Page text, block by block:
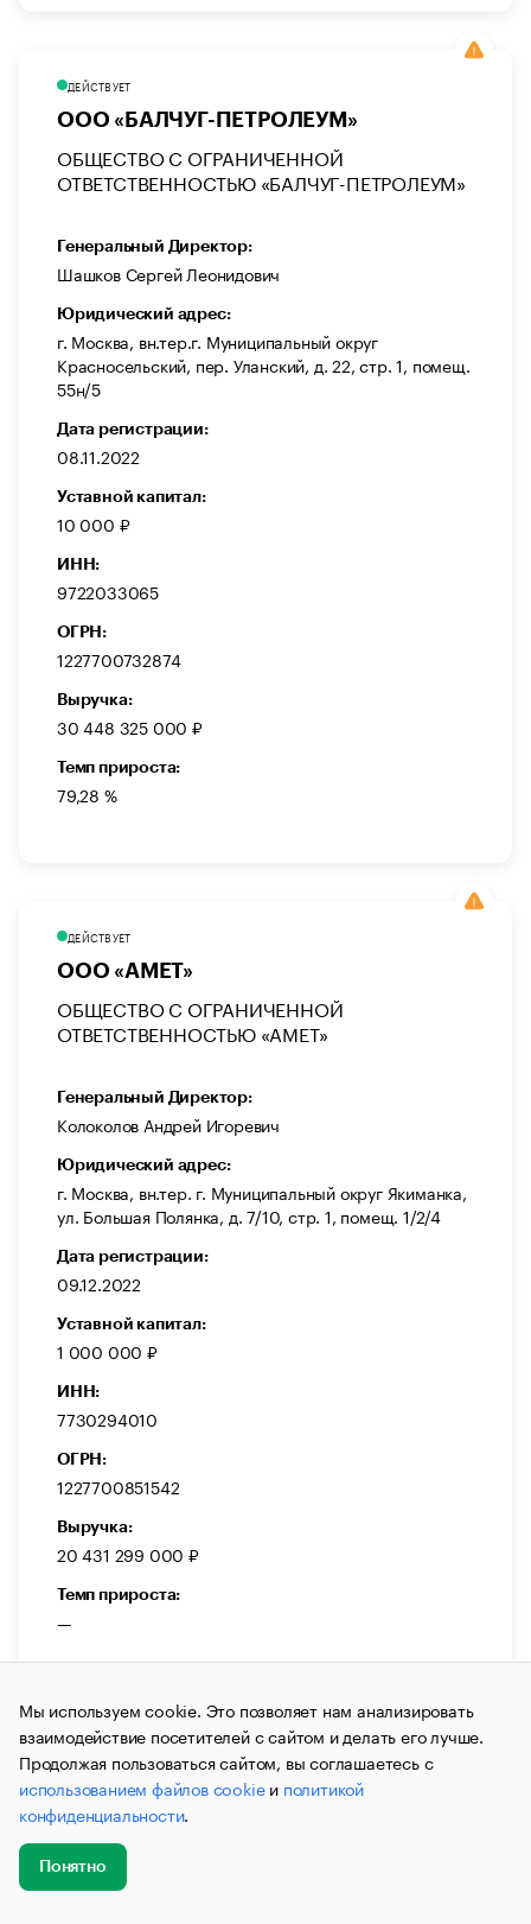
ДЕЙСТВУЕТ
ООО «БАЛЧУГ-ПЕТРОЛЕУМ»
ОБЩЕСТВО С ОГРАНИЧЕННОЙ
ОТВЕТСТВЕННОСТЬЮ «БАЛЧУГ-ПЕТРОЛЕУМ»
Генеральный Директор:
Шашков Сергей Леонидович
Юридический адрес:
г. Москва, вн.тер.г. Муниципальный округ
Красносельский, пер. Уланский, д. 22, стр. 1, помещ.
55н/5
Дата регистрации:
08.11.2022
Уставной капитал:
10 000 ₽
ИНН:
9722033065
ОГРН:
1227700732874
Выручка:
30 448 325 000 ₽
Темп прироста:
79,28 %
ДЕЙСТВУЕТ
ООО «АМЕТ»
ОБЩЕСТВО С ОГРАНИЧЕННОЙ
ОТВЕТСТВЕННОСТЬЮ «АМЕТ»
Генеральный Директор:
Колоколов Андрей Игоревич
Юридический адрес:
г. Москва, вн.тер. г. Муниципальный округ Якиманка,
ул. Большая Полянка, д. 7/10, стр. 1, помещ. 1/2/4
Дата регистрации:
09.12.2022
Уставной капитал:
1 000 000 ₽
ИНН:
7730294010
ОГРН:
1227700851542
Выручка:
20 431 299 000 ₽
Темп прироста:
—
ДЕЙСТВУЕТ
ООО «Афипский НПЗ»
Общество с ограниченной ответственностью
«Афипский нефтеперерабатывающий завод»
Мы используем cookie. Это позволяет нам анализировать
взаимодействие посетителей с сайтом и делать его лучше.
Продолжая пользоваться сайтом, вы соглашаетесь с
использованием файлов cookieи политикой
конфиденциальности.
Понятно